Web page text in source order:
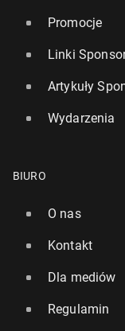
Promocje
Linki
Artykuły
Wydarzenia
BIURO
O nas
Kontakt
Dla mediów
Regulamin